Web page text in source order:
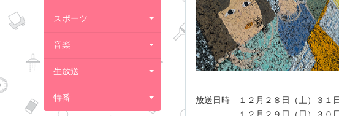
スポーツ
音楽
生放送
特番
放送日時 １２月２８日（土）３１
１２月２９日（日）３０日(